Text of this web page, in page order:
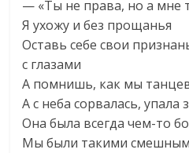
— «Ты не права, но а мне
Я ухожу и без прощанья
Оставь себе свои
с глазами
А помнишь, как мы
А с неба сорвалась, упала
Она была всегда чем-то
Мы были такими